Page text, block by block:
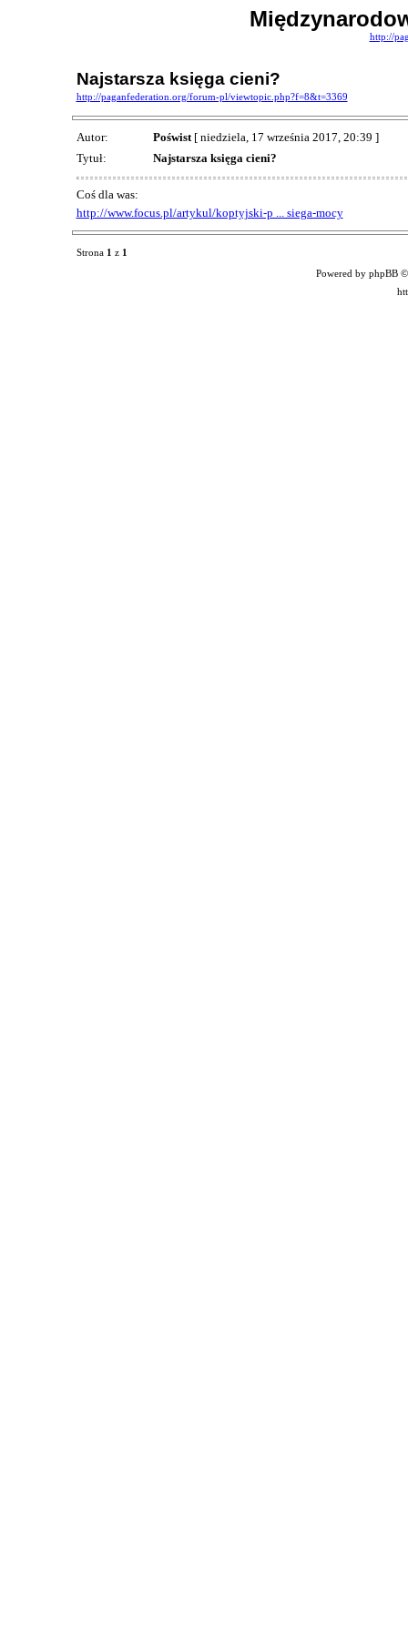
http://
Najstarsza księga cieni?
http://paganfederation.org/forum-pl/viewtopic.php?f=8&t=3369
Autor: Poświst[ niedziela, 17 września 2017, 20:39 ]
Tytuł:
Najstarsza księga cieni?
Coś dla was:
http://www.focus.pl/artykul/koptyjski-p ... siega-mocy
Strona 1 z 1
Powered by phpBB